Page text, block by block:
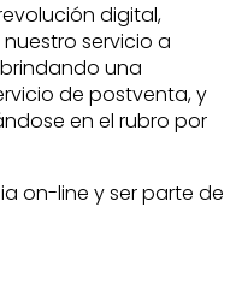
digital,
servicio a
una
de postventa, y
en el rubro por
on-line y ser parte de